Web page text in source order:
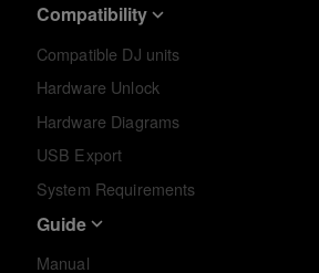
Compatibility
Compatible DJ units
Hardware Unlock
Hardware Diagrams
USB Export
System Requirements
Guide
Manual